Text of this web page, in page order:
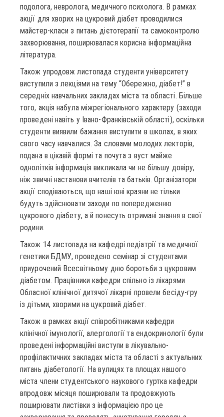
подолога, невролога, медичного психолога. В рамках
акції для хворих на цукровий діабет проводилися
майстер-класи з питань дієтотерапії та самоконтролю
захворювання, поширювалася корисна інформаційна
література.
Також упродовж листопада студенти університету
виступили з лекціями на тему “Обережно, діабет!” в
середніх навчальних закладах міста та області. Більше
того, акція набула міжрегіонального характеру (заходи
проведені навіть у Івано-Франківській області), оскільки
студенти виявили бажання виступити в школах, в яких
свого часу навчалися. За словами молодих лекторів,
подана в цікавій формі та почута з вуст майже
однолітків інформація викликала чи не більшу довіру,
ніж звичні настанови вчителів та батьків. Організатори
акції сподіваються, що наші юні краяни не тільки
будуть здійснювати заходи по попередженню
цукрового діабету, а й понесуть отримані знання в свої
родини.
Також 14 листопада на кафедрі педіатрії та медичної
генетики БДМУ, проведено семінар зі студентами
приурочений Всесвітньому дню боротьби з цукровим
діабетом. Працівники кафедри спільно із лікарями
Обласної клінічної дитячої лікарні провели бесіду-гру
із дітьми, хворими на цукровий діабет.
Також в рамках акції співробітниками кафедри
клінічної імунології, алергології та ендокринології були
проведені інформаційні виступи в лікувально-
профілактичних закладах міста та області з актуальних
питань діабетології. На вулицях та площах нашого
міста члени студентського наукового гуртка кафедри
впродовж місяця поширювали та продовжують
поширювати листівки з інформацією про це